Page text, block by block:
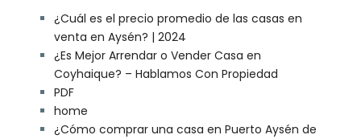
¿Cuál es el precio promedio de las casas en
venta en Aysén? | 2024
¿Es Mejor Arrendar o Vender Casa en
Coyhaique? – Hablamos Con Propiedad
PDF
home
¿Cómo comprar una casa en Puerto Aysén de